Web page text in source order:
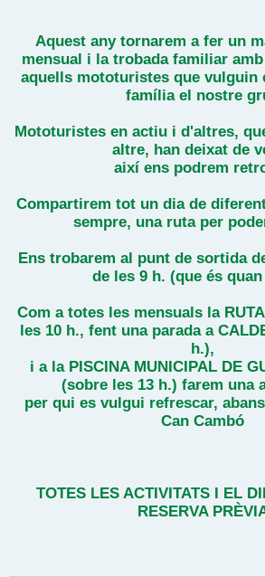
Aquest any tornarem a fer un
mensual i la trobada familiar
aquells mototuristes que vulguin
família el nostre
Mototuristes en actiu i d'altres,
altre, han deixat de
així ens podrem
Compartirem tot un dia de
sempre, una ruta per
Ens trobarem al punt de sortida
de les 9 h. (que és
Com a totes les mensuals la
les 10 h., fent una parada a
h.),
i a la PISCINA MUNICIPAL DE
(sobre les 13 h.) farem una
per qui es vulgui refrescar,
Can Cambó
TOTES LES ACTIVITATS I EL
RESERVA